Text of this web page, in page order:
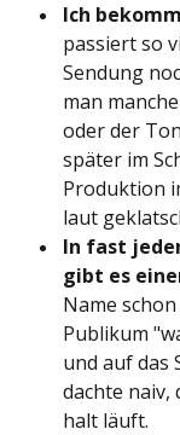
Ich
passiert so
Sendung
man
oder der
später im
Produktion
laut
In fast
gibt es
Name
Publikum
und auf das
dachte naiv,
halt läuft.